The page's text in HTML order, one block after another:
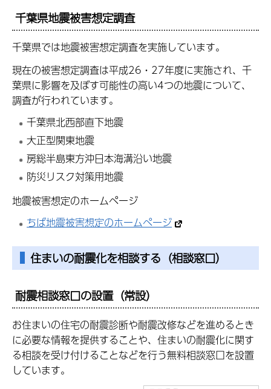
千葉県地震被害想定調査
千葉県では地震被害想定調査を実施しています。
現在の被害想定調査は平成26・27年度に実施され、千
葉県に影響を及ぼす可能性の高い4つの地震について、
調査が行われています。
千葉県北西部直下地震
大正型関東地震
房総半島東方沖日本海溝沿い地震
防災リスク対策用地震
地震被害想定のホームページ
ちば地震被害想定のホームページ
住まいの耐震化を相談する（相談窓口）
耐震相談窓口の設置（常設）
お住まいの住宅の耐震診断や耐震改修などを進めるとき
に必要な情報を提供することや、住まいの耐震化に関す
る相談を受け付けることなどを行う無料相談窓口を設置
しています。